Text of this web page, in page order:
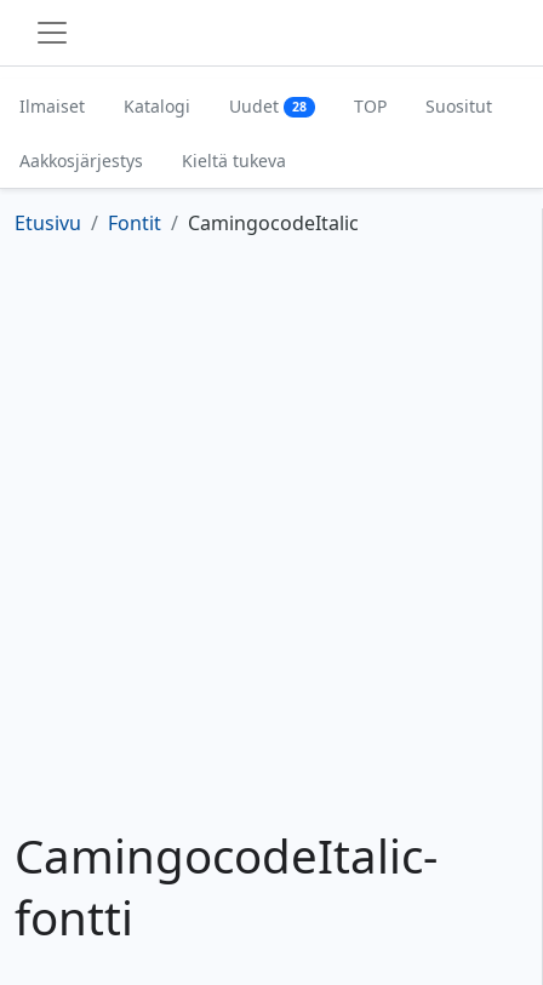
Ilmaiset Katalogi Uudet 28 TOP Suositut
Aakkosjärjestys Kieltä tukeva
Etusivu Fontit CamingocodeItalic
CamingocodeItalic-
fontti